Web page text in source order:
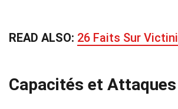
READ ALSO: 26 Faits Sur
Capacités et Attaques